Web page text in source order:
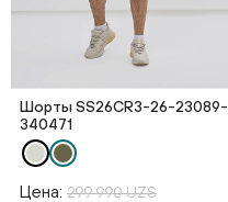
Шорты SS26CR3-26-23089-
340471
Цена: 299 990 UZS